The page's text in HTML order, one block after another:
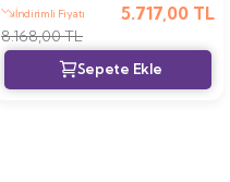
8.168,00 TL
İndirimli Fiyatı 5.717,00 TL